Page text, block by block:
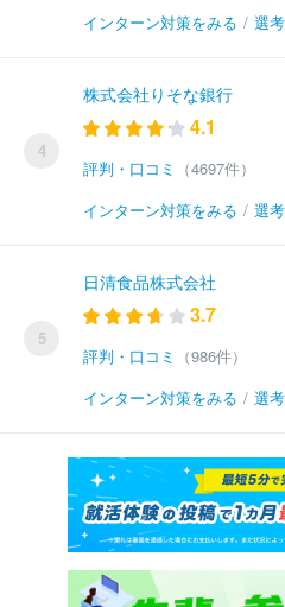
インターン対策をみる / 選
4
株式会社りそな銀行
4.1
評判・口コミ
（4697件）
インターン対策をみる / 選
5
日清食品株式会社
3.7
評判・口コミ
（986件）
インターン対策をみる / 選